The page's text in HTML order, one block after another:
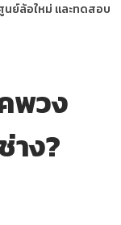
นย์ล้อใหม่ และทดสอบ
พวง
าง?